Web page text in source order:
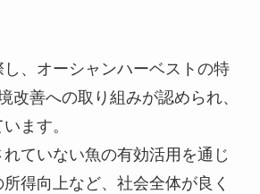
、オーシャンハーベストの特
改善への取り組みが認められ、
ます。
ていない魚の有効活用を通じ
得向上など、社会全体が良く